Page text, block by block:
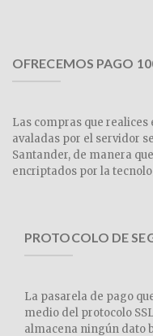
OFRECEMOS PAGO
Las compras que
avaladas por el servidor
Santander, de manera
encriptados por la
PROTOCOLO DE
La pasarela de pago
medio del protocolo
almacena ningún dato